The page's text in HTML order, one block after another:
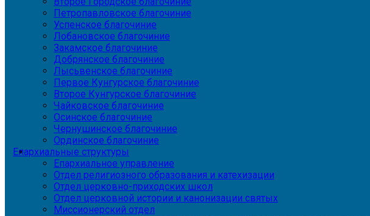
Петропавловское благочиние
Успенское благочиние
Лобановское благочиние
Закамское благочиние
Добрянское благочиние
Лысьвенское благочиние
Первое Кунгурское благочиние
Второе Кунгурское благочиние
Чайковское благочиние
Осинское благочиние
Чернушинское благочиние
Ординское благочиние
Епархиальные структуры
Епархиальное управление
Отдел религиозного образования и катехизации
Отдел церковно-приходских школ
Отдел церковной истории и канонизации святых
Миссионерский отдел